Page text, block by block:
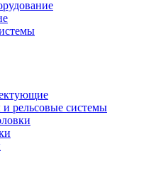
рельсовые системы